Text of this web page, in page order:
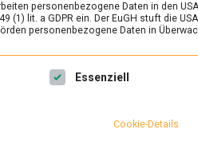
personenbezogene Daten in den
(1) lit. a GDPR ein. Der EuGH stuft die
personenbezogene Daten in
der Service-Gruppen, für die
Essenziell
Cookie-Details